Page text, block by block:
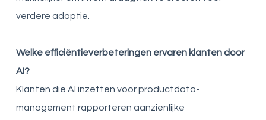
verdere adoptie.
Welke efficiëntieverbeteringen ervaren klanten door
AI?
Klanten die AI inzetten voor productdata-
management rapporteren aanzienlijke